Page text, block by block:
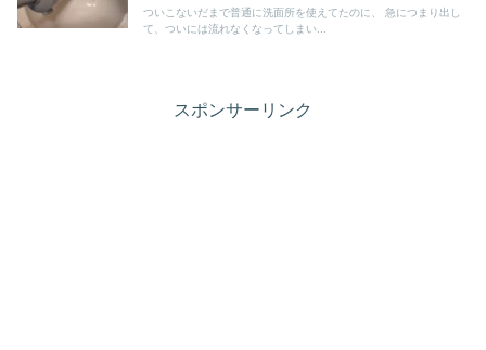
ついこないだまで普通に洗面所を使えてたのに、 急につまり出し
て、ついには流れなくなってしまい...
スポンサーリンク